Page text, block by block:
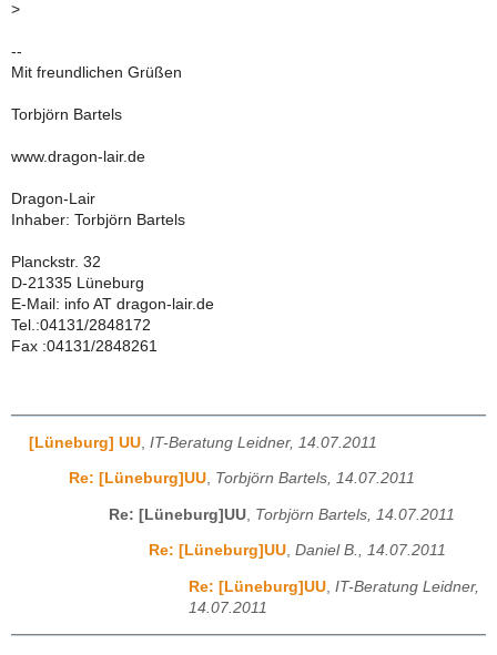
>
--
Mit freundlichen Grüßen
Torbjörn Bartels
www.dragon-lair.de
Dragon-Lair
Inhaber: Torbjörn Bartels
Planckstr. 32
D-21335 Lüneburg
E-Mail: info AT dragon-lair.de
Tel.:04131/2848172
Fax :04131/2848261
[Lüneburg] UU IT-Beratung Leidner, 14.07.2011
Re: [Lüneburg]UU, Torbjörn Bartels, 14.07.2011
Re: [Lüneburg]UU Torbjörn Bartels, 14.07.2011
Re: [Lüneburg]UU, Daniel B., 14.07.2011
Re: [Lüneburg]UU IT-Beratung Leidner,
14.07.2011